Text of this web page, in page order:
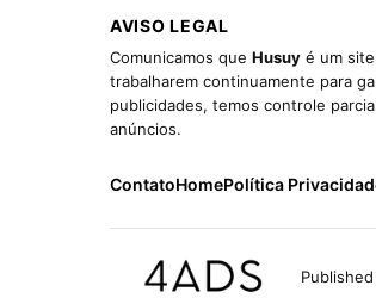
AVISO LEGAL
Comunicamos que Husuy é um
trabalharem continuamente para
publicidades, temos controle
anúncios.
ContatoHomePolítica